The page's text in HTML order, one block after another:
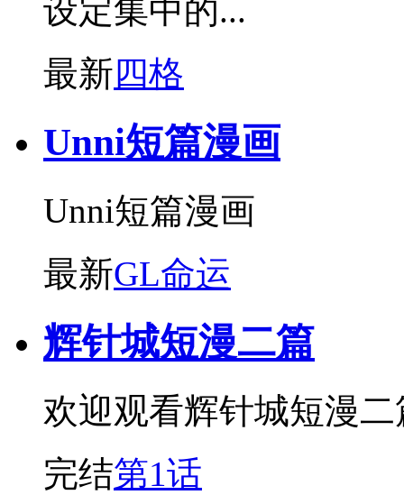
设定集中的...
最新四格
Unni短篇漫画
Unni短篇漫画
最新GL命运
辉针城短漫二篇
欢迎观看辉针城短漫二
完结第1话